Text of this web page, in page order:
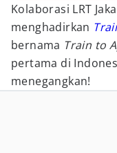
Kolaborasi LRT
menghadirkan
bernama Train to
pertama di
menegangkan!